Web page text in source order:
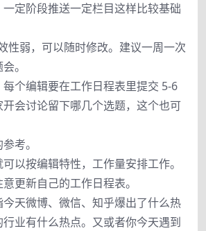
定阶段推送一定栏目这样比较基础
性弱，可以随时修改。建议一周一次
。
个编辑要在工作日程表里提交 5-6
会讨论留下哪几个选题，这个也可
考。
以按编辑特性，工作量安排工作。
更新自己的工作日程表。
天微博、微信、知乎爆出了什么热
业有什么热点。又或者你今天遇到